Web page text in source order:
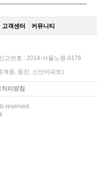
고객센터 커뮤니티
고번호 : 2014-서울노원-0176
동, 동진, 신안아파트)
처리방침
reserved.